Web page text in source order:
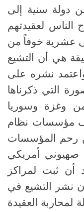
دولة سنية إلى
الناس لعقيدتهم
عشرية خوفاً من
هي أن التشيع
نشره على
التي ذكرناها
وغزة وسوريا
مؤسسات نظام
رحم المؤسسات
بتخطيط صهيوني أمريكي
أن ثبت لمراكز
أن نشر التشيع في
لمحاربة العقيدة